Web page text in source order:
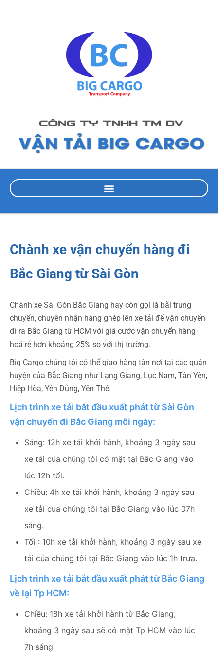
Chành xe vận chuyển hàng đi
Bắc Giang từ Sài Gòn
Chành xe Sài Gòn Bắc Giang hay còn gọi là bãi trung
chuyển, chuyên nhận hàng ghép lên xe tải để vận chuyển
đi ra Bắc Giang từ HCM với giá cước vận chuyển hàng
hoá rẻ hơn khoảng 25% so với thị trường.
Big Cargo chúng tôi có thể giao hàng tận nơi tại các quận
huyện của Bắc Giang như Lạng Giang, Lục Nam, Tân Yên,
Hiệp Hòa, Yên Dũng, Yên Thế.
Lịch trình xe tải bắt đầu xuất phát từ Sài Gòn
vận chuyển đi Bắc Giang mỗi ngày:
Sáng: 12h xe tải khởi hành, khoảng 3 ngày sau
xe tải của chúng tôi có mặt tại Bắc Giang vào
lúc 12h tối.
Chiều: 4h xe tải khởi hành, khoảng 3 ngày sau
xe tải của chúng tôi tại Bắc Giang vào lúc 07h
sáng.
Tối : 10h xe tải khởi hành, khoảng 3 ngày sau xe
tải của chúng tôi tại Bắc Giang vào lúc 1h trưa.
Lịch trình xe tải bắt đầu xuất phát từ Bắc Giang
về lại Tp HCM:
Chiều: 18h xe tải khởi hành từ Bắc Giang,
khoảng 3 ngày sau sẽ có mặt Tp HCM vào lúc
7h sáng.